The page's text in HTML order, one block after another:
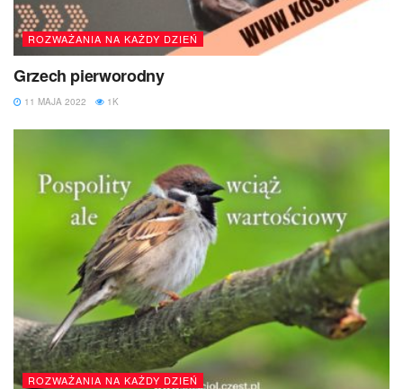
ROZWAŻANIA NA KAŻDY DZIEŃ
Grzech pierworodny
11 MAJA 2022 1K
ROZWAŻANIA NA KAŻDY DZIEŃ